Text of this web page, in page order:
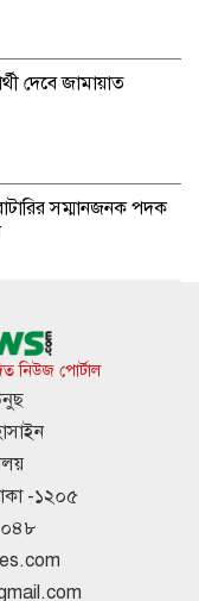
দেবে জামায়াত
সম্মানজনক পদক
আহমদকে গুম
ছুটির সুযোগ
আবহাওয়া অধিদপ্তর
নিউজ পোর্টাল
-১২০৫